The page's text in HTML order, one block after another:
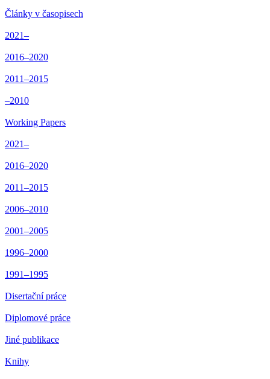
Články v časopisech
2021–
2016–2020
2011–2015
–2010
Working Papers
2021–
2016–2020
2011–2015
2006–2010
2001–2005
1996–2000
1991–1995
Disertační práce
Diplomové práce
Jiné publikace
Knihy